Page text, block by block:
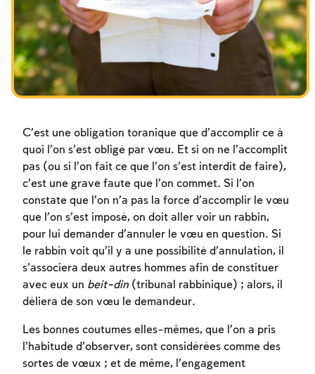
Les jeûnes liés à la destruction du Temple
Hanouca
Pourim
C’est une obligation toranique que d’accomplir ce à
quoi l’on s’est obligé par vœu. Et si on ne l’accomplit
pas (ou si l’on fait ce que l’on s’est interdit de faire),
c’est une grave faute que l’on commet. Si l’on
constate que l’on n’a pas la force d’accomplir le vœu
que l’on s’est imposé, on doit aller voir un rabbin,
pour lui demander d’annuler le vœu en question. Si
le rabbin voit qu’il y a une possibilité d’annulation, il
s’associera deux autres hommes afin de constituer
avec eux un beit-din (tribunal rabbinique) ; alors, il
déliera de son vœu le demandeur.
Les bonnes coutumes elles-mêmes, que l’on a pris
l’habitude d’observer, sont considérées comme des
sortes de vœux ; et de même, l’engagement